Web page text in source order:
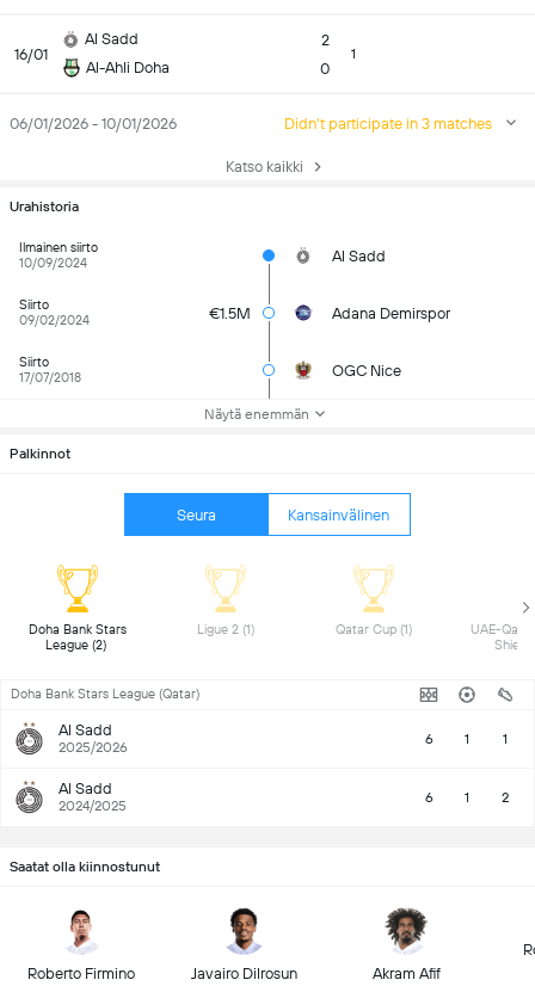
16/01
Al Sadd
Al-Ahli Doha
2
0
1
06/01/2026 - 10/01/2026 Didn't participate in 3 matches
Katso kaikki
Urahistoria
Ilmainen siirto
10/09/2024
Al Sadd
Siirto
09/02/2024
€1.5M Adana Demirspor
Siirto
17/07/2018
OGC Nice
Näytä enemmän
Palkinnot
Seura Kansainvälinen
Doha Bank Stars
League (2)
Ligue 2 (1) Qatar Cup (1) UAE-
Doha Bank Stars League (Qatar)
Al Sadd
2025/2026 6 1 1
Al Sadd
2024/2025 6 1 2
Saatat olla kiinnostunut
Roberto Firmino Javairo Dilrosun Akram Afif